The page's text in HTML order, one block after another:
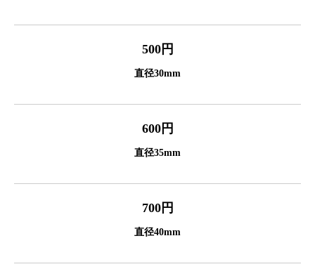
500円
直径30mm
600円
直径35mm
700円
直径40mm